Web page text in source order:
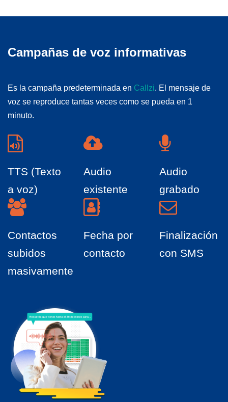
Campañas de voz informativas
Es la campaña predeterminada en Callzi. El mensaje de
voz se reproduce tantas veces como se pueda en 1
minuto.
TTS (Texto
a voz)
Audio
existente
Audio
grabado
Contactos
subidos
masivamente
Fecha por
contacto
Finalización
con SMS